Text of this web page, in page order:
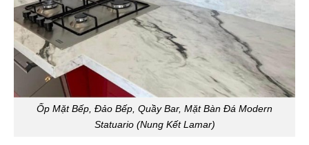
Ốp Mặt Bếp, Đảo Bếp, Quầy Bar, Mặt Bàn Đá Modern
Statuario (Nung Kết Lamar)